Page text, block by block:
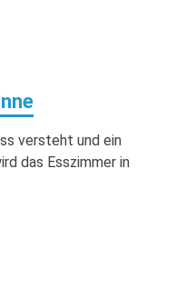
versteht und ein
das Esszimmer in